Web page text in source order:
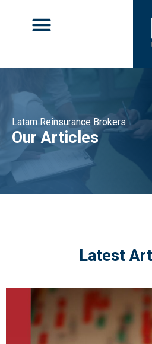
Latam Reinsurance Brokers
Our Articles
Latest